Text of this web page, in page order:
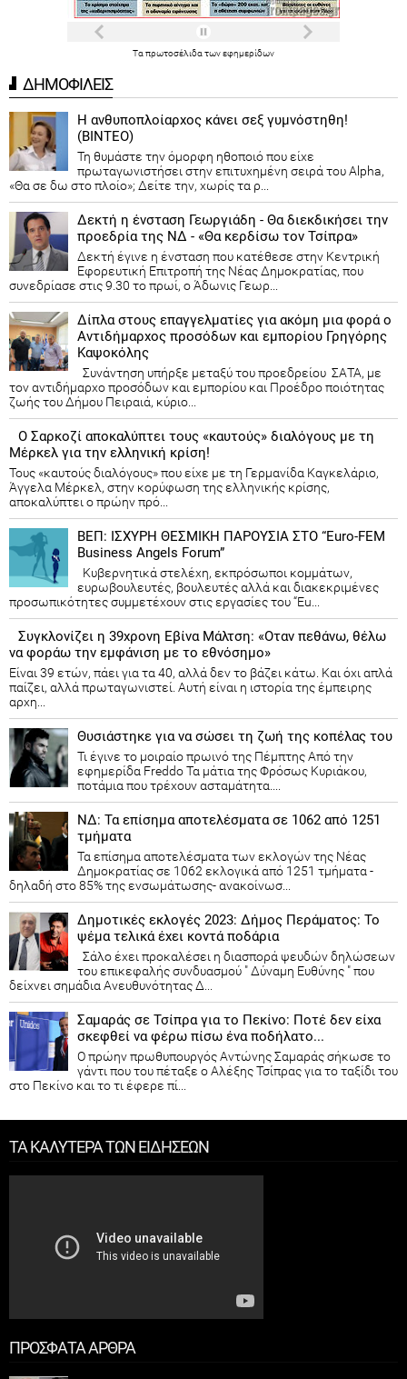
Ταπρωτοσέλιδατωνεφημερίδων
ΔΗΜΟΦΙΛΕΙΣ
Η ανθυποπλοίαρχος κάνει σεξ γυμνόστηθη!
(ΒΙΝΤΕΟ)
Τη θυμάστε την όμορφη ηθοποιό που είχε
πρωταγωνιστήσει στην επιτυχημένη σειρά του Alpha,
«Θα σε δω στο πλοίο»; Δείτε την, χωρίς τα ρ...
Δεκτή η ένσταση Γεωργιάδη - Θα διεκδικήσει την
προεδρία της ΝΔ - «Θα κερδίσω τον Τσίπρα»
Δεκτή έγινε η ένσταση που κατέθεσε στην Κεντρική
Εφορευτική Επιτροπή της Νέας Δημοκρατίας, που
συνεδρίασε στις 9.30 το πρωί, ο Άδωνις Γεωρ...
Δίπλα στους επαγγελματίες για ακόμη μια φορά ο
Αντιδήμαρχος προσόδων και εμπορίου Γρηγόρης
Καψοκόλης
Συνάντηση υπήρξε μεταξύ του προεδρείου ΣΑΤΑ, με
τον αντιδήμαρχο προσόδων και εμπορίου και Προέδρο ποιότητας
ζωής του Δήμου Πειραιά, κύριο...
Ο Σαρκοζί αποκαλύπτει τους «καυτούς» διαλόγους με τη
Μέρκελ για την ελληνική κρίση!
Τους «καυτούς διαλόγους» που είχε με τη Γερμανίδα Καγκελάριο,
Άγγελα Μέρκελ, στην κορύφωση της ελληνικής κρίσης,
αποκαλύπτει ο πρώην πρό...
ΒΕΠ: ΙΣΧΥΡΗ ΘΕΣΜΙΚΗ ΠΑΡΟΥΣΙΑ ΣΤΟ “Euro-FEM
Business Angels Forum”
Κυβερνητικά στελέχη, εκπρόσωποι κομμάτων,
ευρωβουλευτές, βουλευτές αλλά και διακεκριμένες
προσωπικότητες συμμετέχουν στις εργασίες του “Eu...
Συγκλονίζει η 39χρονη Εβίνα Μάλτση: «Οταν πεθάνω, θέλω
να φοράω την εμφάνιση με το εθνόσημο»
Είναι 39 ετών, πάει για τα 40, αλλά δεν το βάζει κάτω. Και όχι απλά
παίζει, αλλά πρωταγωνιστεί. Αυτή είναι η ιστορία της έμπειρης
αρχη...
Θυσιάστηκε για να σώσει τη ζωή της κοπέλας του
Τι έγινε το μοιραίο πρωινό της Πέμπτης Από την
εφημερίδα Freddo Τα μάτια της Φρόσως Κυριάκου,
ποτάμια που τρέχουν ασταμάτητα....
ΝΔ: Τα επίσημα αποτελέσματα σε 1062 από 1251
τμήματα
Τα επίσημα αποτελέσματα των εκλογών της Νέας
Δημοκρατίας​ σε 1062 εκλογικά από 1251 τμήματα -
δηλαδή στο 85% της ενσωμάτωσης- ανακοίνωσ...
Δημοτικές εκλογές 2023: Δήμος Περάματος: Το
ψέμα τελικά έχει κοντά ποδάρια
Σάλο έχει προκαλέσει η διασπορά ψευδών δηλώσεων
του επικεφαλής συνδυασμού " Δύναμη Ευθύνης " που
δείχνει σημάδια Ανευθυνότητας Δ...
Σαμαράς σε Τσίπρα για το Πεκίνο: Ποτέ δεν είχα
σκεφθεί να φέρω πίσω ένα ποδήλατο...
Ο πρώην πρωθυπουργός Αντώνης Σαμαράς σήκωσε το
γάντι που του πέταξε ο Αλέξης Τσίπρας για το ταξίδι του
στο Πεκίνο και το τι έφερε πί...
ΤΑ ΚΑΛΥΤΕΡΑ ΤΩΝ ΕΙΔΗΣΕΩΝ
ΠΡΟΣΦΑΤΑ ΑΡΘΡΑ